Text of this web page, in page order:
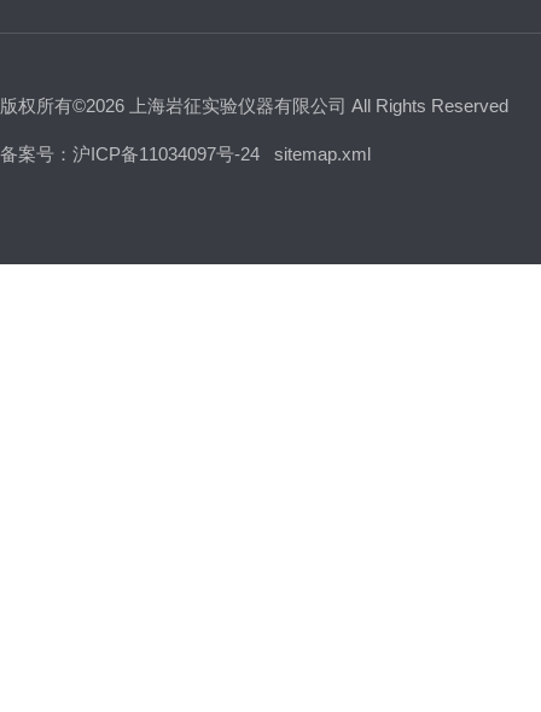
版权所有©2026 上海岩征实验仪器有限公司 All Rights Reserved
备案号：沪ICP备11034097号-24 sitemap.xml